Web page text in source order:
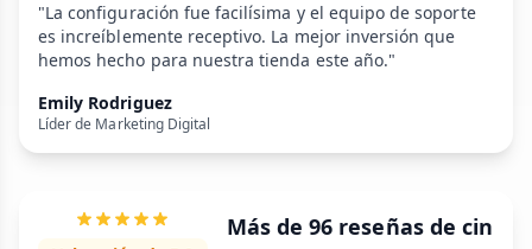
"La configuración fue facilísima y el equipo de soporte
es increíblemente receptivo. La mejor inversión que
hemos hecho para nuestra tienda este año."
Emily Rodriguez
Líder de Marketing Digital
Más de 96 reseñas de cin